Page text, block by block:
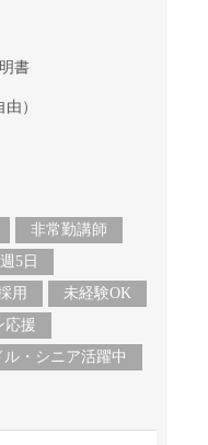
書
）
非常勤講師
週5日
用
未経験OK
応援
ル・シニア活躍中